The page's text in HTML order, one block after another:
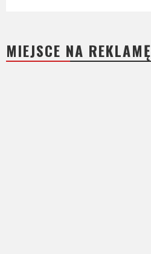
MIEJSCE NA REKLAMĘ